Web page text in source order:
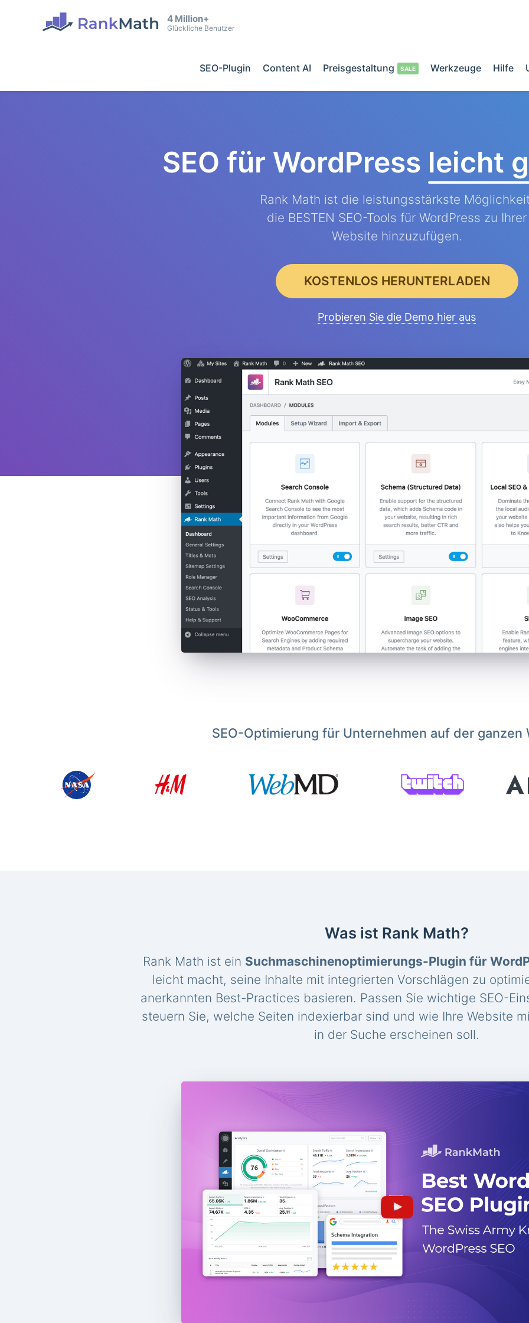
4 Million+
Glückliche Benutzer
SEO-Plugin Content AI Preisgestaltung Werkzeuge Hilfe
SEO für WordPress leicht
Rank Math ist die leistungsstärkste
die BESTEN SEO-Tools für WordPress zu Ihrer
Website hinzuzufügen.
KOSTENLOS HERUNTERLADEN
Probieren Sie die Demo hier aus
SEO-Optimierung für Unternehmen auf der ganzen
Was ist Rank Math?
Rank Math ist ein Suchmaschinenoptimierungs-Plugin für
leicht macht, seine Inhalte mit integrierten Vorschlägen zu
anerkannten Best-Practices basieren. Passen Sie wichtige SEO-
steuern Sie, welche Seiten indexierbar sind und wie Ihre Website
in der Suche erscheinen soll.